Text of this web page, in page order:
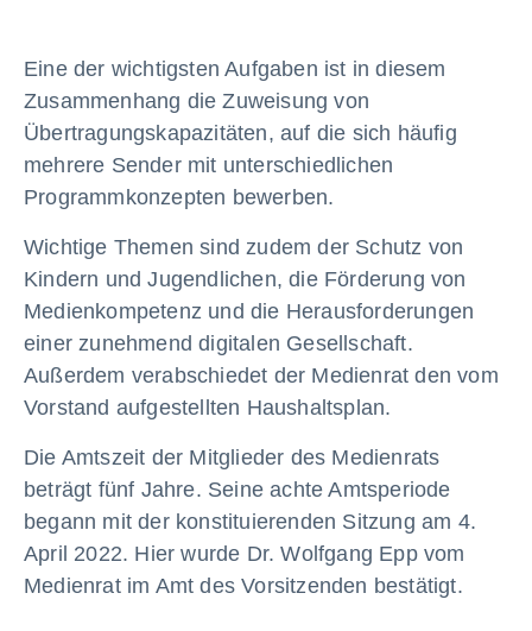
Eine der wichtigsten Aufgaben ist in diesem
Zusammenhang die Zuweisung von
Übertragungskapazitäten, auf die sich häufig
mehrere Sender mit unterschiedlichen
Programmkonzepten bewerben.
Wichtige Themen sind zudem der Schutz von
Kindern und Jugendlichen, die Förderung von
Medienkompetenz und die Herausforderungen
einer zunehmend digitalen Gesellschaft.
Außerdem verabschiedet der Medienrat den vom
Vorstand aufgestellten Haushaltsplan.
Die Amtszeit der Mitglieder des Medienrats
beträgt fünf Jahre. Seine achte Amtsperiode
begann mit der konstituierenden Sitzung am 4.
April 2022. Hier wurde Dr. Wolfgang Epp vom
Medienrat im Amt des Vorsitzenden bestätigt.